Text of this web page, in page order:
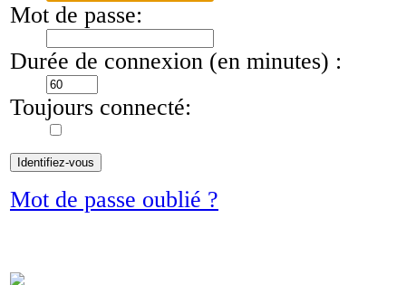
Mot de passe:
Durée de connexion (en minutes) :
Toujours connecté:
Mot de passe oublié ?